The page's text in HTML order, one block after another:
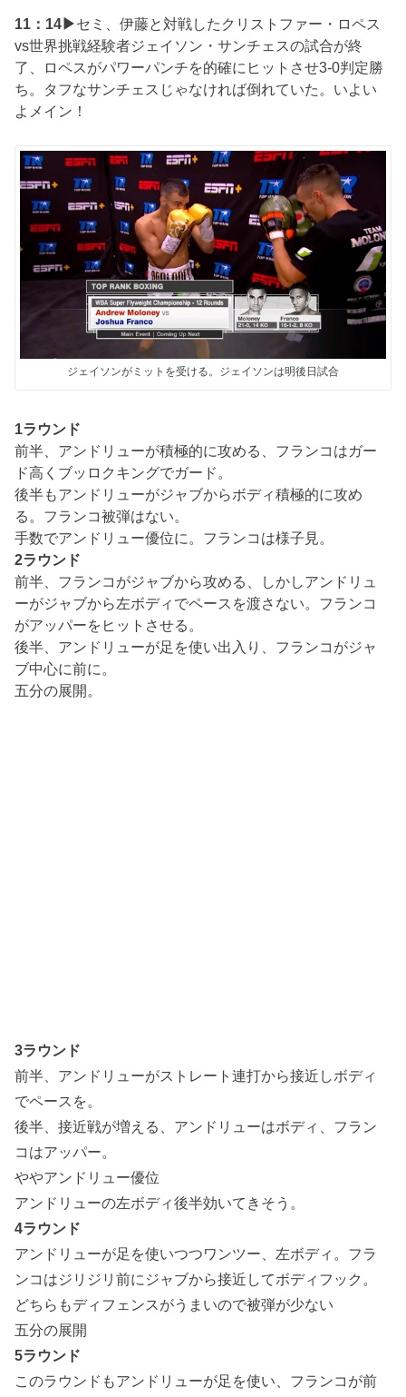
11：14▶セミ、伊藤と対戦したクリストファー・ロペス
vs世界挑戦経験者ジェイソン・サンチェスの試合が終
了、ロペスがパワーパンチを的確にヒットさせ3-0判定勝
ち。タフなサンチェスじゃなければ倒れていた。いよい
よメイン！
ジェイソンがミットを受ける。ジェイソンは明後日試合
1ラウンド
前半、アンドリューが積極的に攻める、フランコはガー
ド高くブッロクキングでガード。
後半もアンドリューがジャブからボディ積極的に攻め
る。フランコ被弾はない。
手数でアンドリュー優位に。フランコは様子見。
2ラウンド
前半、フランコがジャブから攻める、しかしアンドリュ
ーがジャブから左ボディでペースを渡さない。フランコ
がアッパーをヒットさせる。
後半、アンドリューが足を使い出入り、フランコがジャ
ブ中心に前に。
五分の展開。
3ラウンド
前半、アンドリューがストレート連打から接近しボディ
でペースを。
後半、接近戦が増える、アンドリューはボディ、フラン
コはアッパー。
ややアンドリュー優位
アンドリューの左ボディ後半効いてきそう。
4ラウンド
アンドリューが足を使いつつワンツー、左ボディ。フラ
ンコはジリジリ前にジャブから接近してボディフック。
どちらもディフェンスがうまいので被弾が少ない
五分の展開
5ラウンド
このラウンドもアンドリューが足を使い、フランコが前